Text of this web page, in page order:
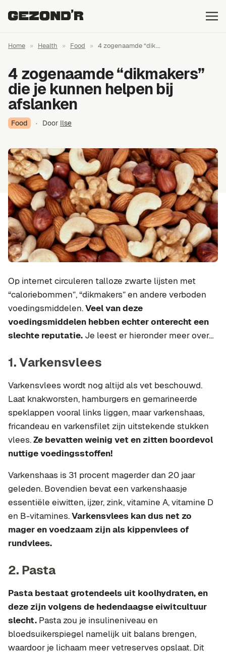
Home » Health » Food » 4 zogenaamde “dik...
4 zogenaamde “dikmakers”
die je kunnen helpen bij
afslanken
Food · Door Ilse
Op internet circuleren talloze zwarte lijsten met
“caloriebommen”, “dikmakers” en andere verboden
voedingsmiddelen.Veel van deze
voedingsmiddelen hebben echter onterecht een
slechte reputatie. Je leest er hieronder meer over…
1. Varkensvlees
Varkensvlees wordt nog altijd als vet beschouwd.
Laat knakworsten, hamburgers en gemarineerde
speklappen vooral links liggen, maar varkenshaas,
fricandeau en varkensfilet zijn uitstekende stukken
vlees.Ze bevatten weinig vet en zitten boordevol
nuttige voedingsstoffen!
Varkenshaas is 31 procent magerder dan 20 jaar
geleden. Bovendien bevat een varkenshaasje
essentiële eiwitten, ijzer, zink, vitamine A, vitamine D
en B-vitamines.Varkensvlees kan dus net zo
mager en voedzaam zijn als kippenvlees of
rundvlees.
2. Pasta
Pasta bestaat grotendeels uit koolhydraten, en
deze zijn volgens de hedendaagse eiwitcultuur
slecht. Pasta zou je insulineniveau en
bloedsuikerspiegel namelijk uit balans brengen,
waardoor je lichaam meer vetreserves opslaat. Dit